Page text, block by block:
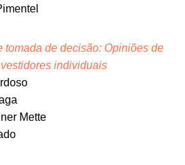
tomada de decisão: Opiniões de
individuais
Mette